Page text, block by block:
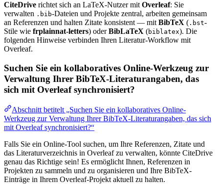
CiteDrive richtet sich an LaTeX-Nutzer mit Overleaf: Sie
verwalten .bib-Dateien und Projekte zentral, arbeiten gemeinsam
an Referenzen und halten Zitate konsistent — mit BibTeX ( .bst-
Stile wie frplainnat-letters) oderBibLaTeX (biblatex). Die
folgenden Hinweise verbinden Ihren Literatur-Workflow mit
Overleaf.
Suchen Sie ein kollaboratives Online-Werkzeug zur
Verwaltung Ihrer BibTeX-Literaturangaben, das
sich mit Overleaf synchronisiert?
Abschnitt betitelt „Suchen Sie ein kollaboratives Online-
Werkzeug zur Verwaltung Ihrer BibTeX-Literaturangaben, das sich
mit Overleaf synchronisiert?“
Falls Sie ein Online-Tool suchen, um Ihre Referenzen, Zitate und
das Literaturverzeichnis in Overleaf zu verwalten, könnte CiteDrive
genau das Richtige sein! Es ermöglicht Ihnen, Referenzen in
Projekten zu sammeln und zu organisieren und Ihre BibTeX-
Einträge in Ihrem Overleaf-Projekt aktuell zu halten.